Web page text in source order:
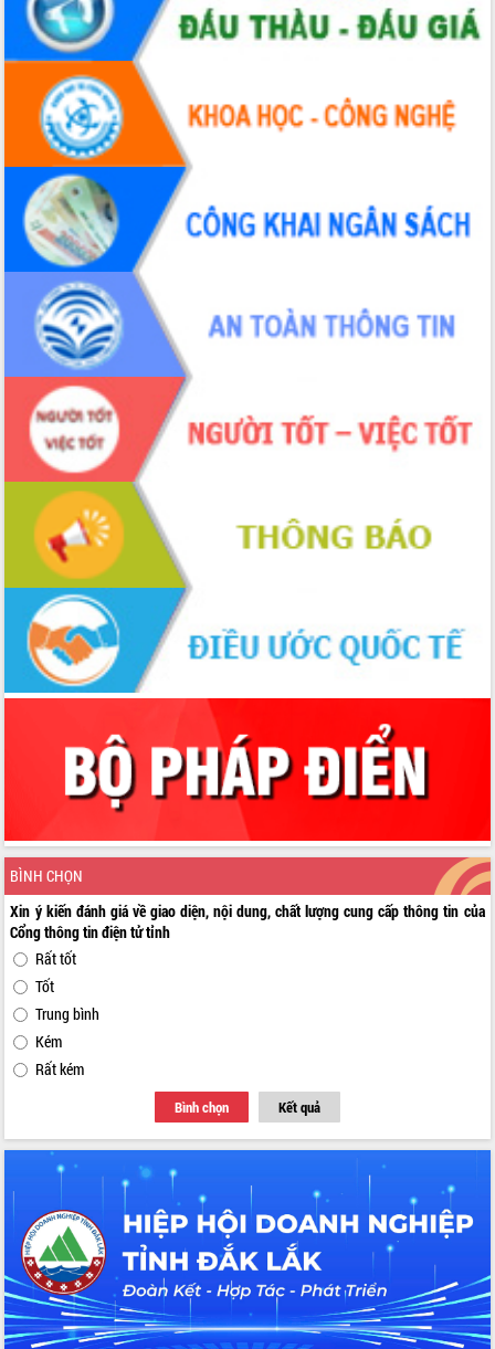
BÌNH CHỌN
Xin ý kiến đánh giá về giao diện, nội dung, chất lượng cung cấp thông tin của
Cổng thông tin điện tử tỉnh
Rất tốt
Tốt
Trung bình
Kém
Rất kém
Bình chọn Kết quả